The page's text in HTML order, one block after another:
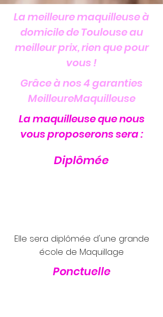
La meilleure maquilleuse à
domicile de Toulouse au
meilleur prix, rien que pour
vous !
Grâce à nos 4 garanties
MeilleureMaquilleuse
La maquilleuse que nous
vous proposerons sera :
Diplômée
Elle sera diplômée d'une grande
école de Maquillage
Ponctuelle